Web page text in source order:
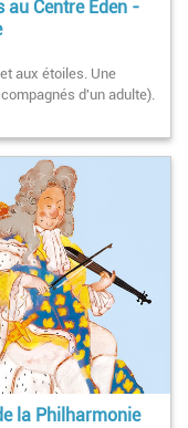
Centre Eden -
aux étoiles. Une
d'un adulte).
la Philharmonie